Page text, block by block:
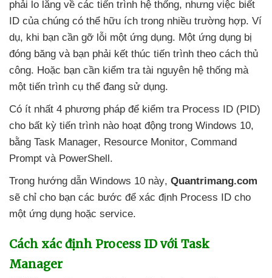
phải lo lắng về các tiến trình hệ thống, nhưng việc biết
ID của chúng có thể hữu ích trong nhiều trường hợp. Ví
dụ, khi bạn cần gỡ lỗi một ứng dụng. Một ứng dụng bị
đóng băng và bạn phải kết thúc tiến trình theo cách thủ
công. Hoặc bạn cần kiểm tra tài nguyên hệ thống mà
một tiến trình cụ thể đang sử dụng.
Có ít nhất 4 phương pháp để kiểm tra Process ID (PID)
cho bất kỳ tiến trình nào hoạt động trong Windows 10,
bằng Task Manager, Resource Monitor, Command
Prompt và PowerShell.
Trong hướng dẫn Windows 10 này, Quantrimang.com
sẽ chỉ cho bạn các bước để xác định Process ID cho
một ứng dụng hoặc service.
Cách xác định Process ID với Task
Manager